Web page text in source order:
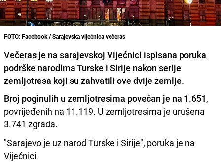
FOTO: Facebook / Sarajevska vijećnica večeras
Večeras je na sarajevskoj Vijećnici ispisana poruka
podrške narodima Turske i Sirije nakon serije
zemljotresa koji su zahvatili ove dvije zemlje.
Broj poginulih u zemljotresima povećan je na 1.651,
povrijeđenih na 11.119. U zemljotresima je urušena
3.741 zgrada.
"Sarajevo je uz narod Turske i Sirije", poruka je na
Vijećnici.